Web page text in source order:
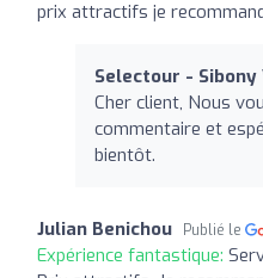
prix attractifs je
Selectour - Sibony
Cher client, Nous
commentaire et
bientôt.
Julian Benichou Publié le
Expérience fantastique: